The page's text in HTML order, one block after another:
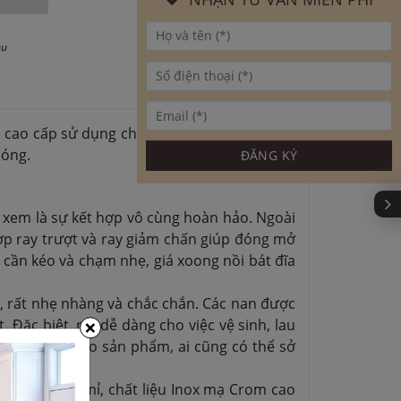
cấp sử dụng chất liệu chính là inox 304
là sự kết hợp vô cùng hoàn hảo. Ngoài
ray trượt và ray giảm chấn giúp đóng mở
kéo và chạm nhẹ, giá xoong nồi bát đĩa
nhẹ nhàng và chắc chắn. Các nan được
Đặc biệt, rất dễ dàng cho việc vệ sinh, lau
lớn cho sản phẩm, ai cũng có thể sở
phu, tỉ mỉ, chất liệu Inox mạ Crom cao
×